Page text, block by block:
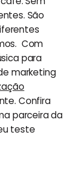
São
Com
para
marketing
Confira
parceira da
teste